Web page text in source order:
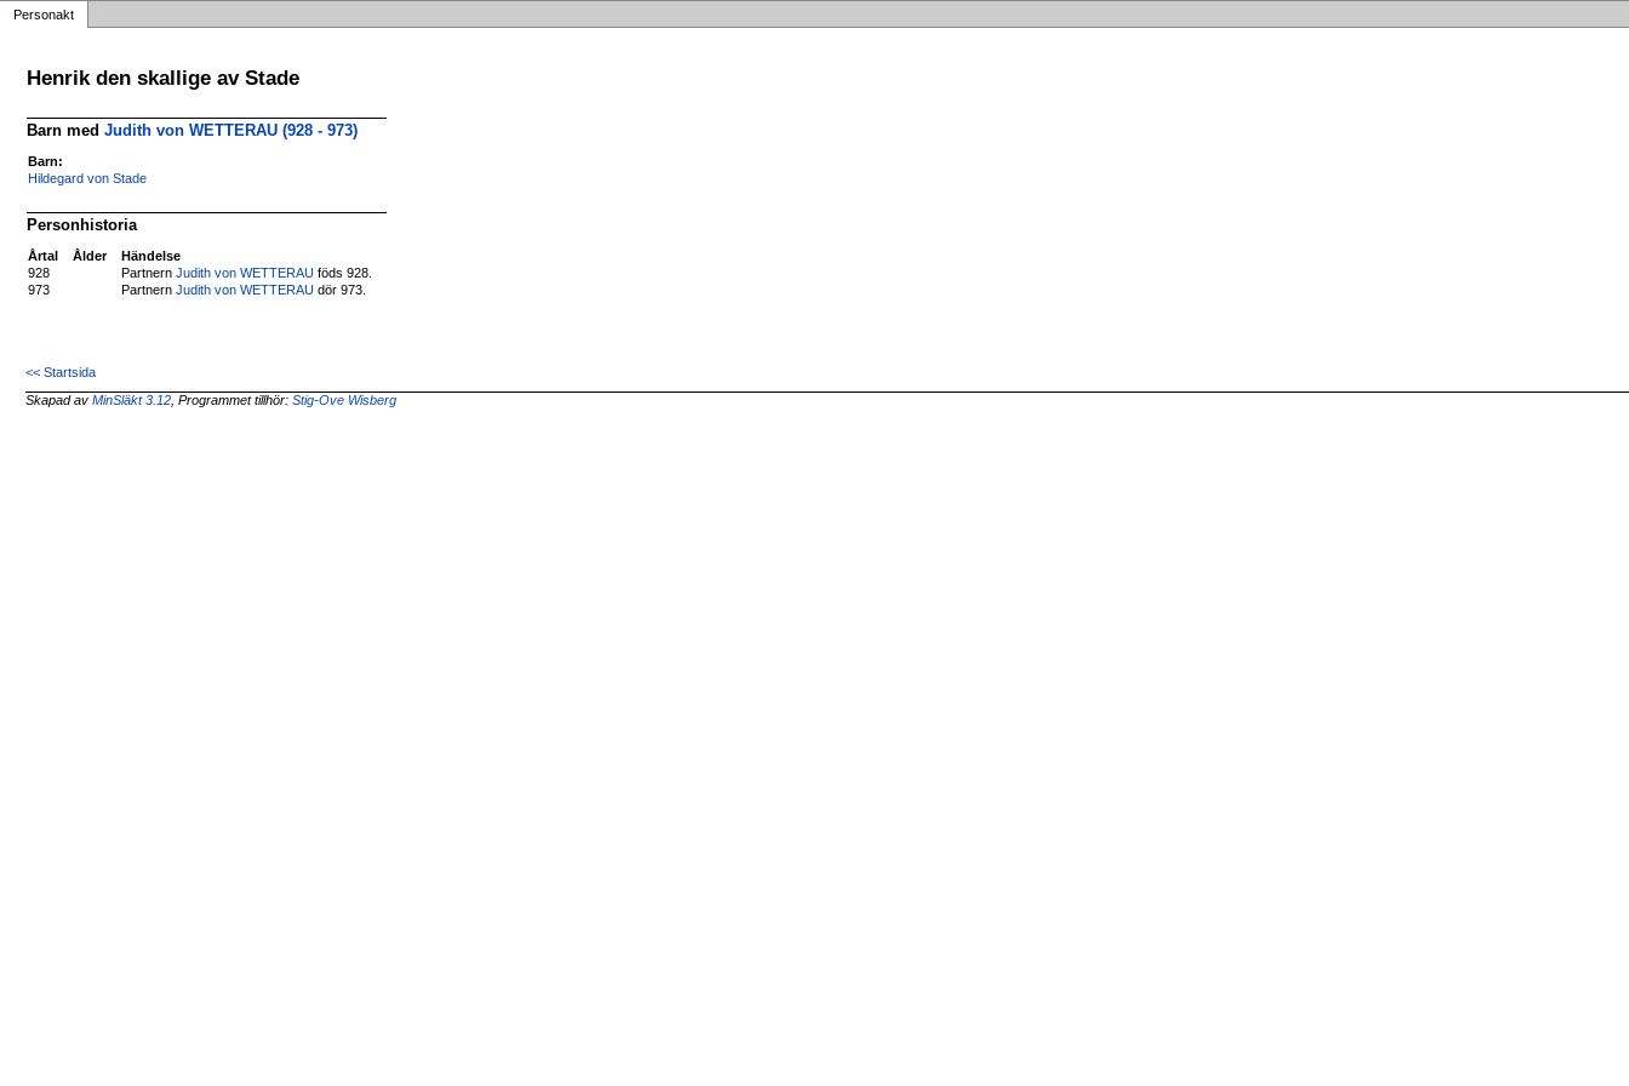
Personakt
Henrik den skallige av Stade
Barn medJudith von WETTERAU (928 - 973)
Barn:
Hildegard von Stade
Personhistoria
Årtal Ålder
Händelse
928
PartnernJudith von WETTERAU föds 928.
973
PartnernJudith von WETTERAU dör 973.
<< Startsida
Skapad avMinSläkt 3.12 , Programmet tillhör:Stig-Ove Wisberg